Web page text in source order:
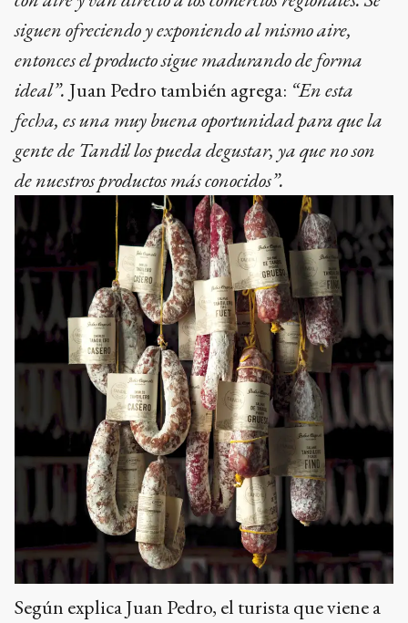
siguen ofreciendo y exponiendo al mismo aire,
entonces el producto sigue madurando de forma
ideal”. Juan Pedro también agrega: “En esta
fecha, es una muy buena oportunidad para que la
gente de Tandil los pueda degustar, ya que no son
de nuestros productos más conocidos”.
Según explica Juan Pedro, el turista que viene a